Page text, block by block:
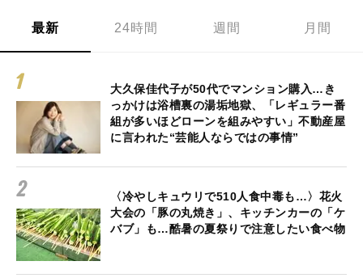
最新 24時間 週間 月間
大久保佳代子が50代でマンション購入…き
っかけは浴槽裏の湯垢地獄、「レギュラー番
組が多いほどローンを組みやすい」不動産屋
に言われた“芸能人ならではの事情”
〈冷やしキュウリで510人食中毒も…〉花火
大会の「豚の丸焼き」、キッチンカーの「ケ
バブ」も…酷暑の夏祭りで注意したい食べ物